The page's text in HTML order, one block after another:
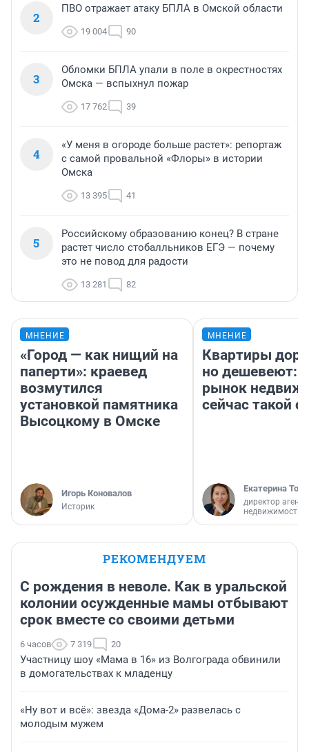
2
ПВО отражает атаку БПЛА в Омской области
19 004 90
3
Обломки БПЛА упали в поле в окрестностях
Омска — вспыхнул пожар
17 762 39
4
«У меня в огороде больше растет»: репортаж
с самой провальной «Флоры» в истории
Омска
13 395 41
5
Российскому образованию конец? В стране
растет число стобалльников ЕГЭ — почему
это не повод для радости
13 281 82
МНЕНИЕ
«Город — как нищий на
паперти»: краевед
возмутился
установкой памятника
Высоцкому в Омске
Игорь Коновалов
Историк
МНЕНИЕ
Квартиры
но дешевеют:
рынок
сейчас такой
Екатерина
директор
недвижимости
РЕКОМЕНДУЕМ
С рождения в неволе. Как в уральской
колонии осужденные мамы отбывают
срок вместе со своими детьми
6 часов 7 319 20
Участницу шоу «Мама в 16» из Волгограда обвинили
в домогательствах к младенцу
«Ну вот и всё»: звезда «Дома-2» развелась с
молодым мужем